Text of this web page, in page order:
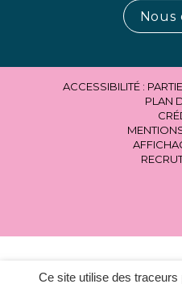
Ce site utilise des traceurs
Nous
ACCESSIBILITÉ :
PLAN